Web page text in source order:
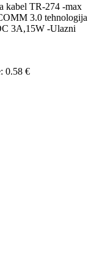
kabel TR-274 -max
3.0 tehnologija
3A,15W -Ulazni
0.58 €